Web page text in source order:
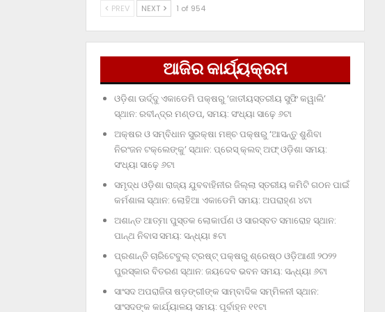
PREV NEXT 1 of 954
ଆଜିର କାର୍ଯ୍ୟକ୍ରମ
ଓଡ଼ିଶା ଊର୍ଦ୍ଦୁ ଏକାଡେମି ପକ୍ଷରୁ ‘ଜାତୀୟସ୍ତରୀୟ ସୁଫି କୱାଲି’
ସ୍ଥାନ: ରବୀନ୍ଦ୍ର ମଣ୍ଡପ, ସମୟ: ସଂଧ୍ୟା ସାଢ଼େ ୬ଟା
ଅକ୍ଷର ଓ ସମ୍ବିଧାନ ସୁରକ୍ଷା ମଞ୍ଚ ପକ୍ଷରୁ ‘ଆସନ୍ତୁ ଶୁଣିବା
ନିରଂଜନ ଟକ୍‌ଲେଙ୍କୁ’ ସ୍ଥାନ: ପ୍ରେସ୍‌ କ୍ଲବ୍‌ ଅଫ୍‌ ଓଡ଼ିଶା ସମୟ:
ସଂଧ୍ୟା ସାଢ଼େ ୬ଟା
ସମୃଦ୍ଧ ଓଡ଼ିଶା ରାଜ୍ୟ ଯୁବବାହିନୀର ଜିଲ୍ଲା ସ୍ତରୀୟ କମିଟି ଗଠନ ପାଇଁ
କର୍ମଶାଳା ସ୍ଥାନ: ଲୋହିଆ ଏକାଡେମି ସମୟ: ଅପରାହ୍‌ଣ ୪ଟା
ଅଶାନ୍ତ ଆତ୍ମା ପୁସ୍ତକ ଲୋକାର୍ପଣ ଓ ସାରସ୍ବତ ସମାରୋହ ସ୍ଥାନ:
ପାନ୍ଥ ନିବାସ ସମୟ: ସନ୍ଧ୍ୟା ୫ଟା
ପ୍ରଶାନ୍ତି ଚାରିଟେବୁଲ୍‌ ଟ୍ରଷ୍ଟ୍‌ ପକ୍ଷରୁ ଶ୍ରେଷ୍ଠ ଓଡ଼ିଆଣୀ ୨୦୨୨
ପୁରସ୍କାର ବିତରଣ ସ୍ଥାନ: ଜୟଦେବ ଭବନ ସମୟ: ସନ୍ଧ୍ୟା ୬ଟା
ସାଂସଦ ଅପରାଜିତା ଷଡ଼ଙ୍ଗୀଙ୍କ ସାମ୍ବାଦିକ ସମ୍ମିଳନୀ ସ୍ଥାନ:
ସାଂସଦଙ୍କ କାର୍ଯ୍ୟାଳୟ ସମୟ: ପୂର୍ବାହ୍ନ ୧୧ଟା